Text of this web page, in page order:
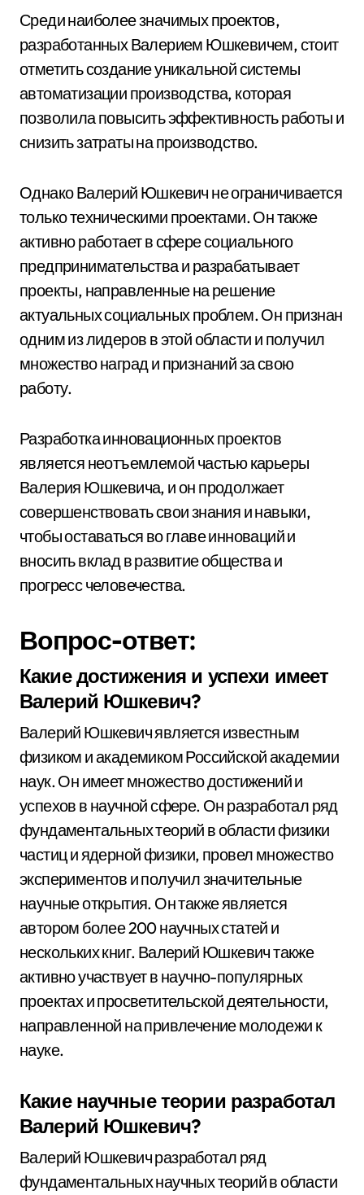
Среди наиболее значимых проектов,
разработанных Валерием Юшкевичем, стоит
отметить создание уникальной системы
автоматизации производства, которая
позволила повысить эффективность работы и
снизить затраты на производство.
Однако Валерий Юшкевич не ограничивается
только техническими проектами. Он также
активно работает в сфере социального
предпринимательства и разрабатывает
проекты, направленные на решение
актуальных социальных проблем. Он признан
одним из лидеров в этой области и получил
множество наград и признаний за свою
работу.
Разработка инновационных проектов
является неотъемлемой частью карьеры
Валерия Юшкевича, и он продолжает
совершенствовать свои знания и навыки,
чтобы оставаться во главе инноваций и
вносить вклад в развитие общества и
прогресс человечества.
Вопрос-ответ:
Какие достижения и успехи имеет
Валерий Юшкевич?
Валерий Юшкевич является известным
физиком и академиком Российской академии
наук. Он имеет множество достижений и
успехов в научной сфере. Он разработал ряд
фундаментальных теорий в области физики
частиц и ядерной физики, провел множество
экспериментов и получил значительные
научные открытия. Он также является
автором более 200 научных статей и
нескольких книг. Валерий Юшкевич также
активно участвует в научно-популярных
проектах и просветительской деятельности,
направленной на привлечение молодежи к
науке.
Какие научные теории разработал
Валерий Юшкевич?
Валерий Юшкевич разработал ряд
фундаментальных научных теорий в области